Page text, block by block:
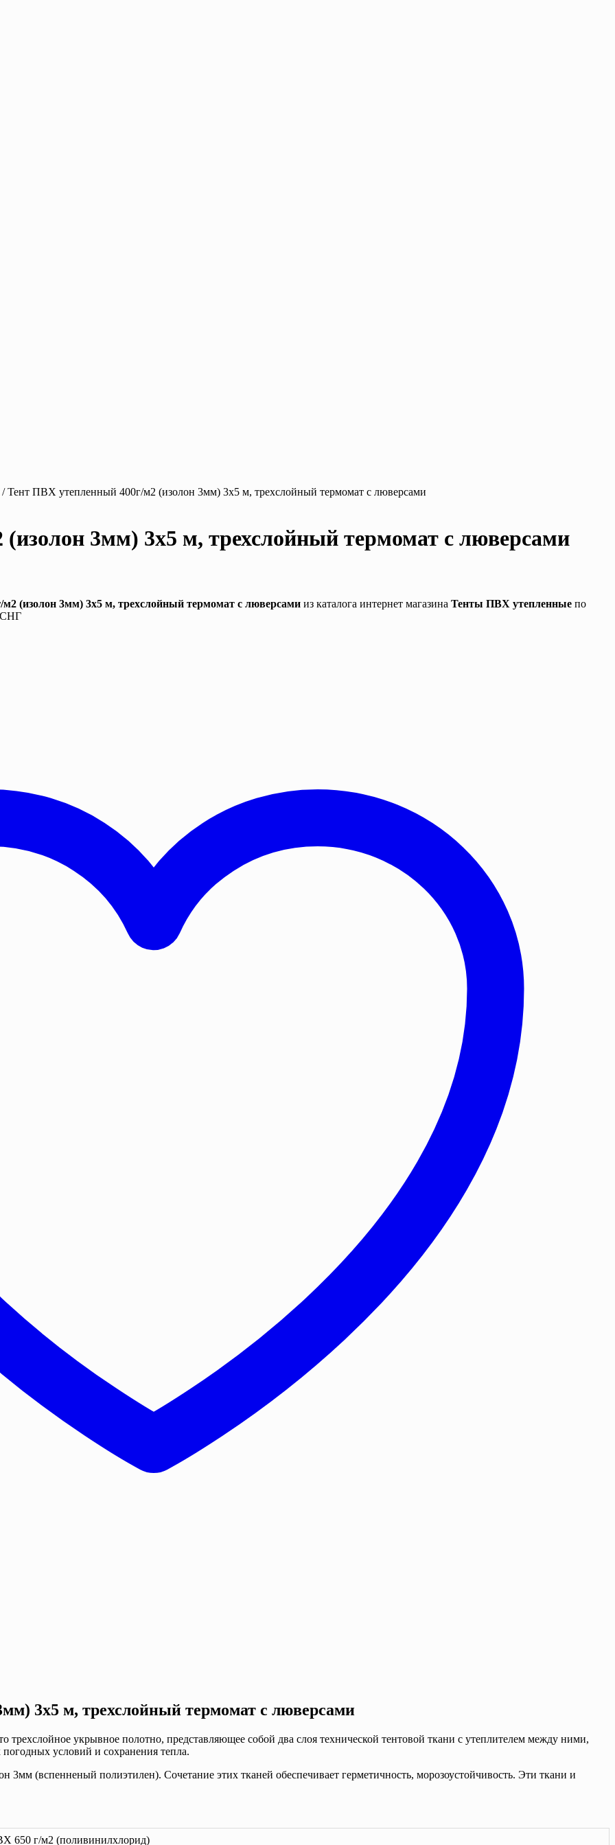
/ Тент ПВХ утепленный 400г/м2 (изолон 3мм) 3х5 м, трехслойный термомат с люверсами
3мм) 3х5 м, трехслойный термомат с люверсами
(изолон 3мм) 3х5 м, трехслойный термомат с люверсами из каталога интернет магазина Тенты ПВХ утепленные по
СНГ
3х5 м, трехслойный термомат с люверсами
трехслойное укрывное полотно, представляющее собой два слоя технической тентовой ткани с утеплителем между ними,
условий и сохранения тепла.
3мм (вспенненый полиэтилен). Сочетание этих тканей обеспечивает герметичность, морозоустойчивость. Эти ткани и
650 г/м2 (поливинилхлорид)